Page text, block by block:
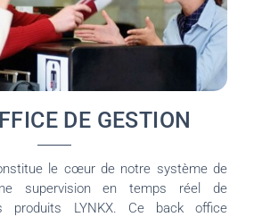
DE GESTION
le cœur de notre système de
supervision en temps réel de
produits LYNKX. Ce back office